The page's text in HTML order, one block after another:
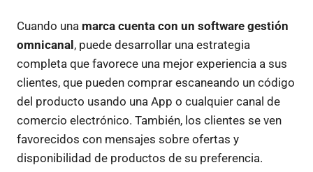
Cuando una marca cuenta con un software gestión
omnicanal , puede desarrollar una estrategia
completa que favorece una mejor experiencia a sus
clientes, que pueden comprar escaneando un código
del producto usando una App o cualquier canal de
comercio electrónico. También, los clientes se ven
favorecidos con mensajes sobre ofertas y
disponibilidad de productos de su preferencia.